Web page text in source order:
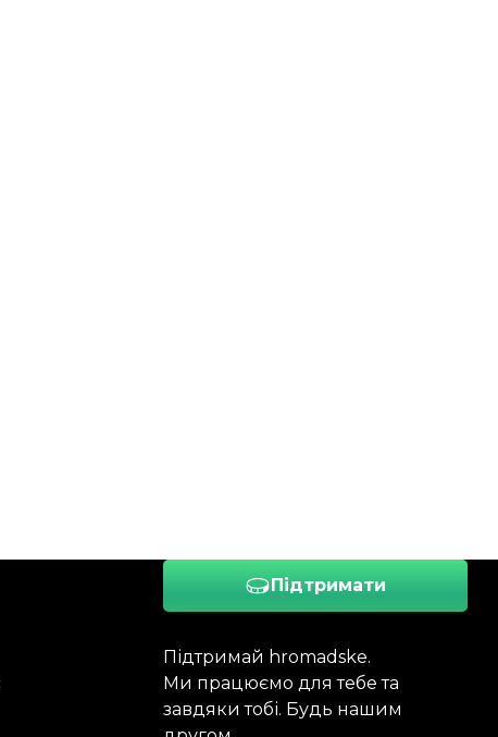
Підтримати
Підтримай hromadske.
Ми працюємо для тебе та
завдяки тобі. Будь нашим